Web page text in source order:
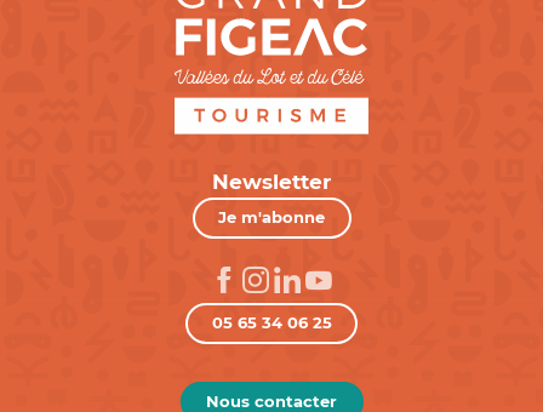
Newsletter
Je m'abonne
05 65 34 06 25
Nous contacter